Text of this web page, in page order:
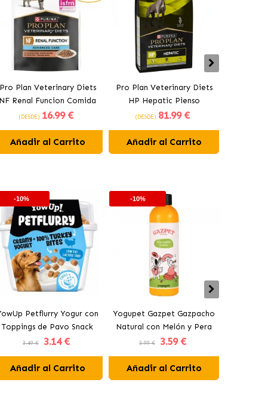
Pro Plan Veterinary Diets
NF Renal Funcion Comida
Húmeda Renal para Gatos
(DESDE) 16.99 €
Añadir al Carrito
Pro Plan Veterinary Diets
HP Hepatic Pienso
Hepático para Perros
(DESDE) 81.99 €
Añadir al Carrito
-10%
Petflurry Yogur con
Toppings de Pavo Snack
para Perros
3.49 € 3.14 €
Añadir al Carrito
-10%
Yogupet Gazpet Gazpacho
Natural con Melón y Pera
para Perros y Gatos
3.99 € 3.59 €
Añadir al Carrito